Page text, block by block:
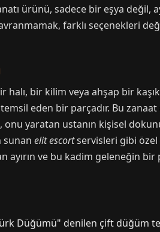
ürünü, sadece bir eşya değil,
farklı seçenekleri
halı, bir kilim veya ahşap bir
eden bir parçadır. Bu
yaratan ustanın kişisel
sunan elit escortservisleri gibi özel
ve bu kadim geleneğin bir
Düğümü" denilen çift düğüm